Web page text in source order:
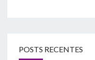
POSTS RECENTES